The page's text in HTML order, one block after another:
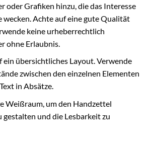
oder Grafiken hinzu, die das Interesse
wecken. Achte auf eine gute Qualität
keine urheberrechtlich
ohne Erlaubnis.
ein übersichtliches Layout. Verwende
zwischen den einzelnen Elementen
in Absätze.
Weißraum, um den Handzettel
gestalten und die Lesbarkeit zu